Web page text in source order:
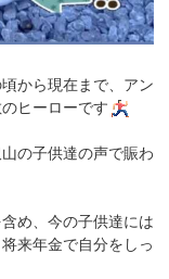
から現在まで、アン
ヒーローです
の子供達の声で賑わ
め、今の子供達には
来年金で自分をしっ